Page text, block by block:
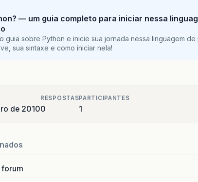
— um guia completo para iniciar nessa
guia sobre Python e inicie sua jornada nessa linguagem
sua sintaxe e como iniciar nela!
de 2010
RESPOSTAS
0
PARTICIPANTES
1
forum